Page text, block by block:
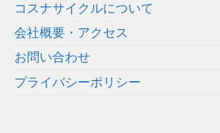
コスナサイクルについて
会社概要・アクセス
お問い合わせ
プライバシーポリシー